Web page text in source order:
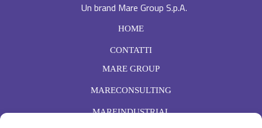
Un brand Mare Group S.p.A.
HOME
CONTATTI
MARE GROUP
MARECONSULTING
MAREINDUSTRIAL